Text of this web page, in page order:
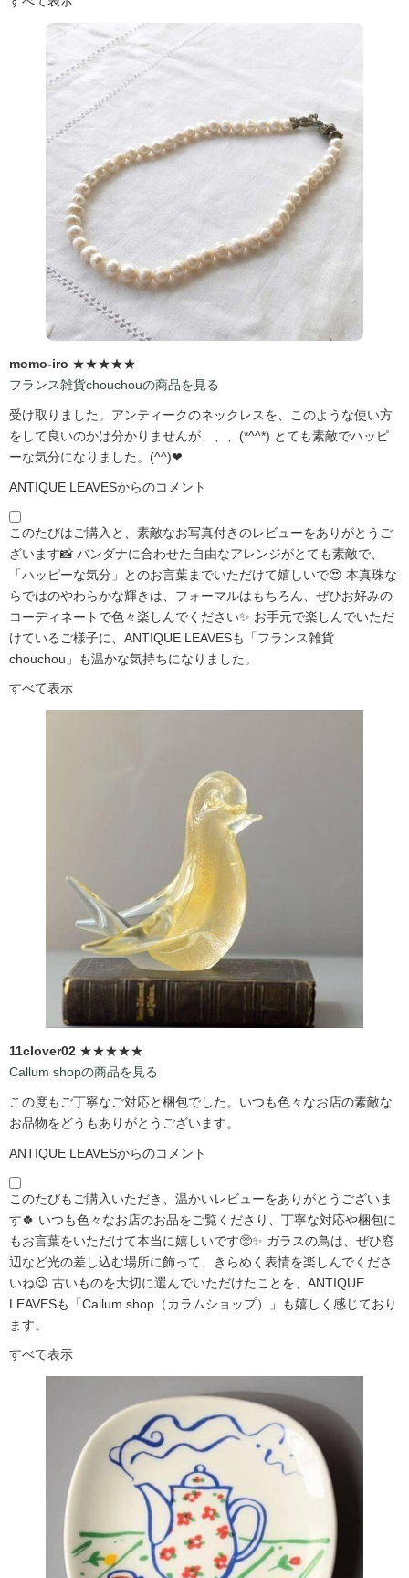
momo-iro ★★★★★
フランス雑貨chouchouの商品を見る
受け取りました。アンティークのネックレスを、このような使い方
をして良いのかは分かりませんが、、、(*^^*) とても素敵でハッピ
ーな気分になりました。(^^)❤
ANTIQUE LEAVESからのコメント
このたびはご購入と、素敵なお写真付きのレビューをありがとうご
ざいます📸 バンダナに合わせた自由なアレンジがとても素敵で、
「ハッピーな気分」とのお言葉までいただけて嬉しいで😍 本真珠な
らではのやわらかな輝きは、フォーマルはもちろん、ぜひお好みの
コーディネートで色々楽しんでください✨ お手元で楽しんでいただ
けているご様子に、ANTIQUE LEAVESも「フランス雑貨
chouchou」も温かな気持ちになりました。
すべて表示
11clover02 ★★★★★
Callum shopの商品を見る
この度もご丁寧なご対応と梱包でした。いつも色々なお店の素敵な
お品物をどうもありがとうございます。
ANTIQUE LEAVESからのコメント
このたびもご購入いただき、温かいレビューをありがとうございま
す🍀 いつも色々なお店のお品をご覧くださり、丁寧な対応や梱包に
もお言葉をいただけて本当に嬉しいです🥺✨ ガラスの鳥は、ぜひ窓
辺など光の差し込む場所に飾って、きらめく表情を楽しんでくださ
いね😉 古いものを大切に選んでいただけたことを、ANTIQUE
LEAVESも「Callum shop（カラムショップ）」も嬉しく感じており
ます。
すべて表示